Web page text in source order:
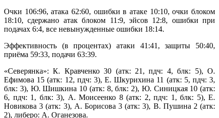
Очки 106:96, атака 62:60, ошибки в атаке 10:10, очки блоком
18:10, сдержано атак блоком 11:9, эйсов 12:8, ошибки при
подачах 6:4, все невынужденные ошибки 18:14.
Эффективность (в процентах) атаки 41:41, защиты 50:40,
приёма 59:33, подачи 63:39.
«Северянка»: К. Кравченко 30 (атк: 21, пдч: 4, блк: 5), О.
Ефимова 15 (атк: 12, пдч: 3), Е. Шкурихина 11 (атк: 5, пдч: 3,
блк: 3), Ю. Шишкина 10 (атк: 8, блк: 2), Ю. Синицкая 10 (атк:
6, пдч: 1, блк: 3), А. Моисеенко 8 (атк: 2, пдч: 1, блк: 5), Е.
Новикова 3 (атк: 3), А. Борисова 3 (атк: 3), В. Пушина 2 (атк:
2), либеро: А. Оганезова.